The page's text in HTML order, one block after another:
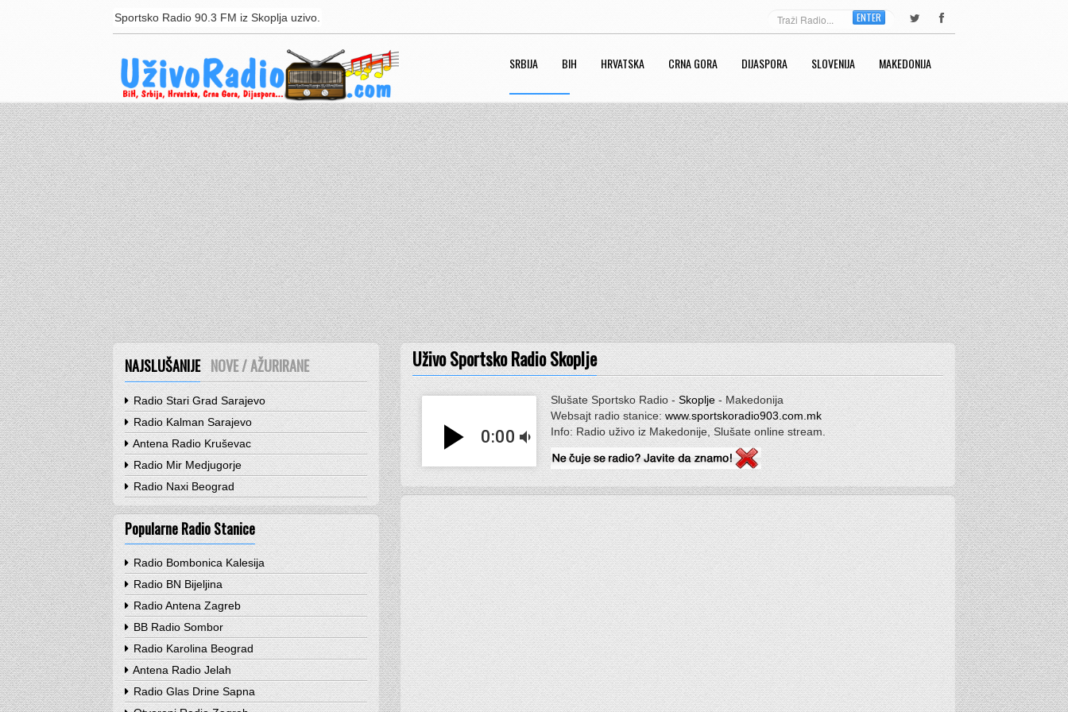
Sportsko Radio 90.3 FM iz Skoplja uzivo. ENTER
SRBIJA BIH HRVATSKA CRNA GORA DIJASPORA SLOVENIJA MAKEDONIJA
Uživo Sportsko Radio Skoplje
play_arrow 0:00 volume_down
Slušate Sportsko Radio -Skoplje- Makedonija
Websajt radio stanice:www.sportskoradio903.com.mk
Info: Radio uživo iz Makedonije, Slušate online stream.
NAJSLUŠANIJE NOVE / AŽURIRANE
Radio Stari Grad Sarajevo
Radio Kalman Sarajevo
Antena Radio Kruševac
Radio Mir Medjugorje
Radio Naxi Beograd
Popularne Radio Stanice
Radio Bombonica Kalesija
Radio BN Bijeljina
Radio Antena Zagreb
BB Radio Sombor
Radio Karolina Beograd
Antena Radio Jelah
Radio Glas Drine Sapna